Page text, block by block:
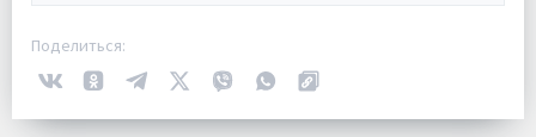
Поделиться: